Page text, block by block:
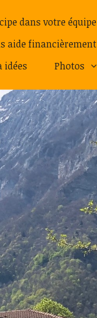
dans votre équipe
aide financièrement
idées Photos